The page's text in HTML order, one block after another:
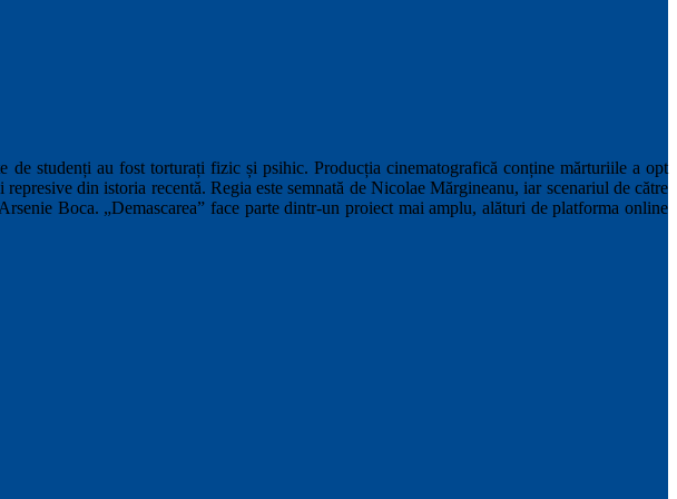
de studenți au fost torturați fizic și psihic. Producția cinematografică conține mărturiile a opt
din istoria recentă. Regia este semnată de Nicolae Mărgineanu, iar scenariul de către
Boca. „Demascarea” face parte dintr-un proiect mai amplu, alături de platforma online